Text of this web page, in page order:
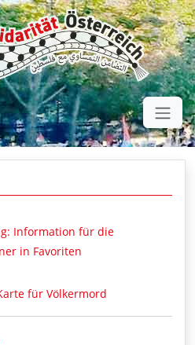
Information für die
in Favoriten
für Völkermord